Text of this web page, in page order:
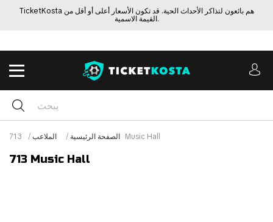
TicketKosta هم بائعون لتذاكر الأحداث الحية. قد تكون الأسعار أعلى أو أقل من
القيمة الاسمية.
الصفحة الرئيسية الملاعب 713 Music Hall
713 Music Hall